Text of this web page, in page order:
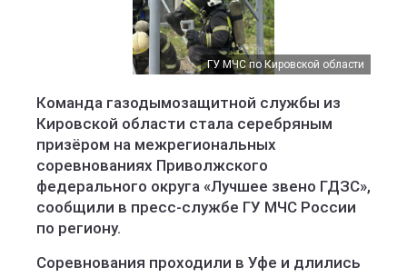
ГУ МЧС по Кировской области
ГУ МЧС по Кировской области
ГУ МЧС по Кировской области
Команда газодымозащитной службы из
Кировской области стала серебряным
призёром на межрегиональных
соревнованиях Приволжского
федерального округа «Лучшее звено ГДЗС»,
сообщили в пресс-службе ГУ МЧС России
по региону.
Соревнования проходили в Уфе и длились